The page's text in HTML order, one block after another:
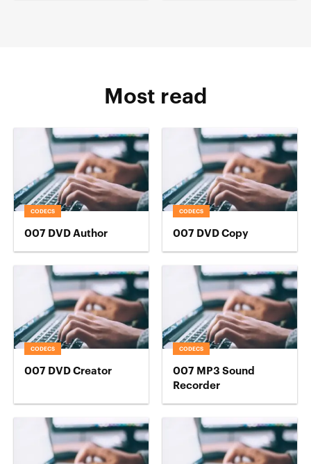
Most read
CODECS
007 DVD Author
CODECS
007 DVD Copy
CODECS
007 DVD Creator
CODECS
007 MP3 Sound
Recorder